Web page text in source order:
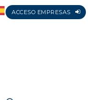
ACCESO EMPRESAS